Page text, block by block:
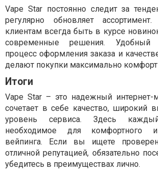
Vape Star постоянно следит за
регулярно обновляет
клиентам всегда быть в курсе
современные решения. Удобный
процесс оформления заказа и
делают покупки максимально
Итоги
Vape Star – это надежный интернет-
сочетает в себе качество, широкий
уровень сервиса. Здесь
необходимое для комфортного
вейпинга. Если вы ищете
отличной репутацией, обязательно
убедитесь в преимуществах лично.